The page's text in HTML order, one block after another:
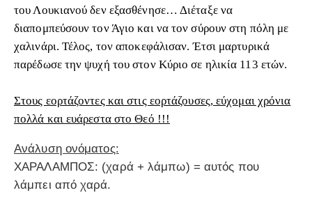
του Λουκιανού δεν εξασθένησε… Διέταξε να
διαπομπεύσουν τον Άγιο και να τον σύρουν στη πόλη με
χαλινάρι. Τέλος, τον αποκεφάλισαν. Έτσι μαρτυρικά
παρέδωσε την ψυχή του στον Κύριο σε ηλικία 113 ετών.
Στους εορτάζοντες και στις εορτάζουσες, εύχομαι χρόνια
πολλά και ευάρεστα στο Θεό !!!
Ανάλυση ονόματος:
ΧΑΡΑΛΑΜΠΟΣ: (χαρά + λάμπω) = αυτός που
λάμπει από χαρά.